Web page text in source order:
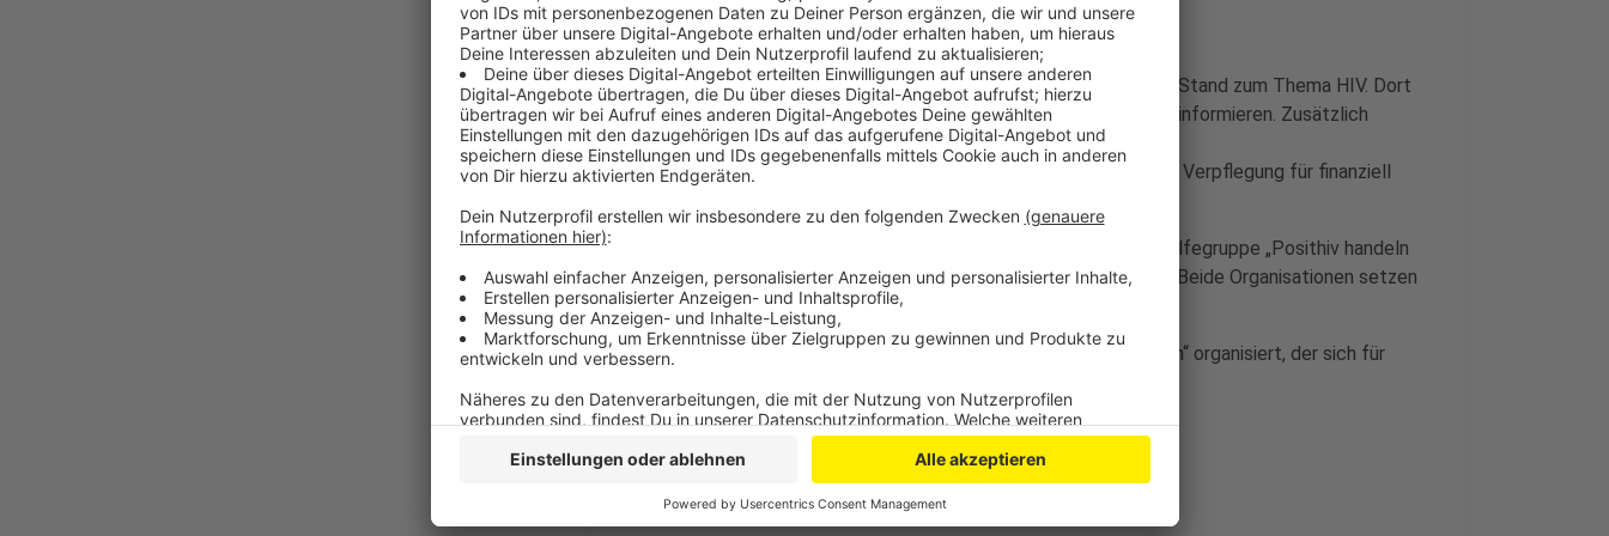
Ab 12:12 Uhr findet ihr am Viehplätzchen in Euskirchen einen Info-Stand zum Thema HIV. Dort
gibt es Aufklärungsbroschüren, die umfassend über die Krankheit informieren. Zusätzlich
bieten verschiedene Organisationen und Unternehmen in der
Kapellenstraße Haarschnitte, Winterkleidung, Hygiene-Artikel und Verpflegung für finanziell
Im Rahmen der Veranstaltungen werden Spenden für die Selbsthilfegruppe „Posithiv handeln
NRW“ und den Verein „Kindern ein Lächeln schenken“ gesammelt. Beide Organisationen setzen
sich aktiv für Menschen in schwierigen Lebenslagen ein.
Die Aktionen werden unter anderem vom Verein „Queer Euskirchen“ organisiert, der sich für
Anzeige